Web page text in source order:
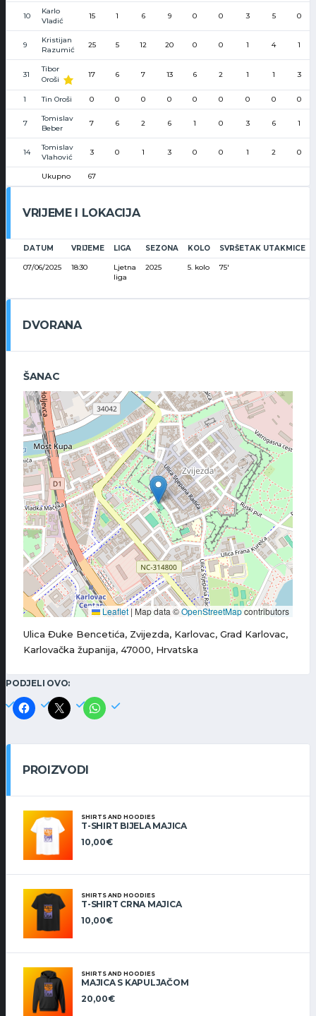
10
Karlo
Vladić
15 1 6 9 0 0 3 5 0
9
Kristijan
Razumić
25 5 12 20 0 0 1 4 1
31
Tibor
Oroši
17 6 7 13 6 2 1 1 3
1 Tin Oroši 0 0 0 0 0 0 0 0 0
7
Tomislav
Beber
7 6 2 6 1 0 3 6 1
14
Tomislav
Vlahović
3 0 1 3 0 0 1 2 0
Ukupno 67
VRIJEME I LOKACIJA
DATUM VRIJEME LIGA SEZONA KOLO SVRŠETAK UTAKMICE
07/06/2025 18:30
Ljetna
liga
2025 5. kolo 75'
DVORANA
ŠANAC
Leaflet | Map data ©OpenStreetMapcontributors
Ulica Đuke Bencetića, Zvijezda, Karlovac, Grad Karlovac,
Karlovačka županija, 47000, Hrvatska
PODJELI OVO:
PROIZVODI
SHIRTS AND HOODIES
T-SHIRT BIJELA MAJICA
10,00€
SHIRTS AND HOODIES
T-SHIRT CRNA MAJICA
10,00€
SHIRTS AND HOODIES
MAJICA S KAPULJAČOM
20,00€